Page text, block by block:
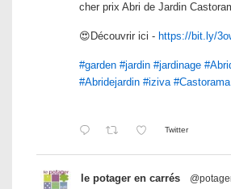
cher prix Abri de Jardin
😍Découvrir ici - https://bit.ly/
#garden #jardin #jardinage
#Abridejardin #iziva #Castorama
Twitter
le potager en carrés